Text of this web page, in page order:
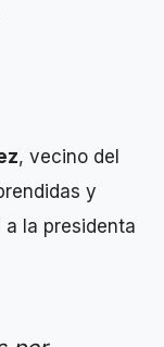
, vecino del
y
la presidenta